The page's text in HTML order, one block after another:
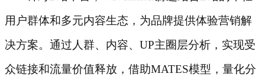
用户群体和多元内容生态，为品牌提供体验营销解
决方案。通过人群、内容、UP主圈层分析，实现受
众链接和流量价值释放，借助MATES模型，量化分